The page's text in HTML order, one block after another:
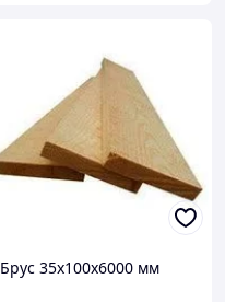
Брус 35х100х6000 мм